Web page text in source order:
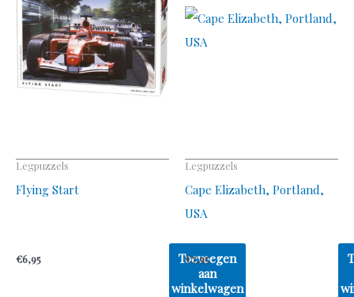
Legpuzzels
Flying Start
€6,95
Toevoegen
aan
winkelwagen
Legpuzzels
Cape Elizabeth, Portland,
USA
€7,95